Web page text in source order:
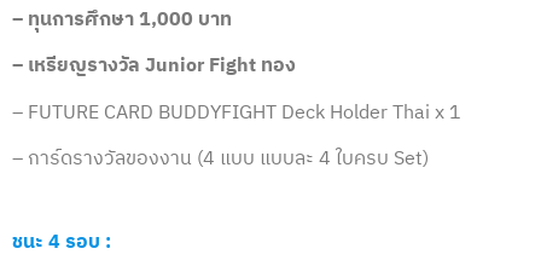
– ทุนการศึกษา 1,000 บาท
– เหรียญรางวัลJuniorFight ทอง
– FUTURE CARD BUDDYFIGHT Deck Holder Thai x 1
– การ์ดรางวัลของงาน (4 แบบ แบบละ 4 ใบครบ Set)
ชนะ 4 รอบ :